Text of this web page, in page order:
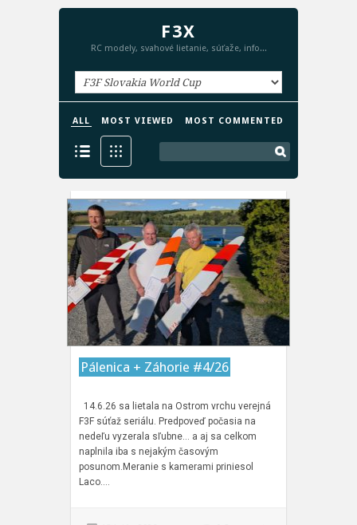
F3X
RC modely, svahové lietanie, súťaže, info...
ALL MOST VIEWED MOST COMMENTED
Pálenica + Záhorie #4/26
14.6.26 sa lietala na Ostrom vrchu verejná
F3F súťaž seriálu. Predpoveď počasia na
nedeľu vyzerala sľubne… a aj sa celkom
naplnila iba s nejakým časovým
posunom.Meranie s kamerami priniesol
Laco….